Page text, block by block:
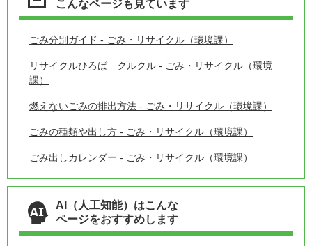
こんなページも見ています
ごみ分別ガイド - ごみ・リサイクル（環境課）
リサイクルひろば クルクル - ごみ・リサイクル（環境
課）
燃えないごみの排出方法 - ごみ・リサイクル（環境課）
ごみの種類や出し方 - ごみ・リサイクル（環境課）
ごみ出しカレンダー - ごみ・リサイクル（環境課）
AI（人工知能）はこんな
ページをおすすめします